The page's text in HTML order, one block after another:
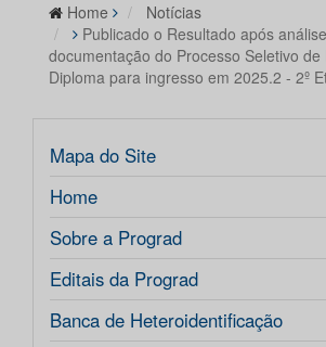
Home
Notícias
Publicado o Resultado após
documentação do Processo Seletivo de
Diploma para ingresso em 2025.2 - 2º
Mapa do Site
Home
Sobre a Prograd
Editais da Prograd
Banca de Heteroidentificação